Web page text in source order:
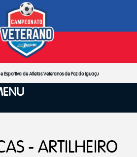
Esportiva de Atletas Veteranos de Foz do Iguaçu
- ARTILHEIRO